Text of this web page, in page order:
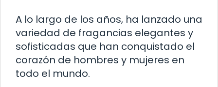
A lo largo de los años, ha lanzado una
variedad de fragancias elegantes y
sofisticadas que han conquistado el
corazón de hombres y mujeres en
todo el mundo.